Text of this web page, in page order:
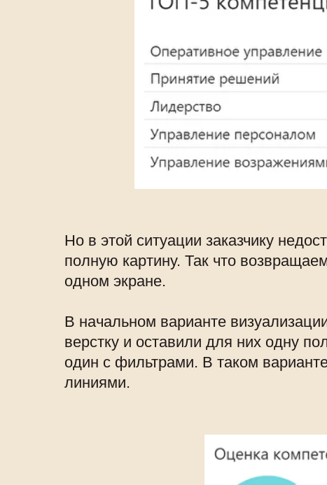
Но в этой ситуации заказчику
полную картину. Так что
одном экране.
В начальном варианте
верстку и оставили для них одну
один с фильтрами. В таком
линиями.